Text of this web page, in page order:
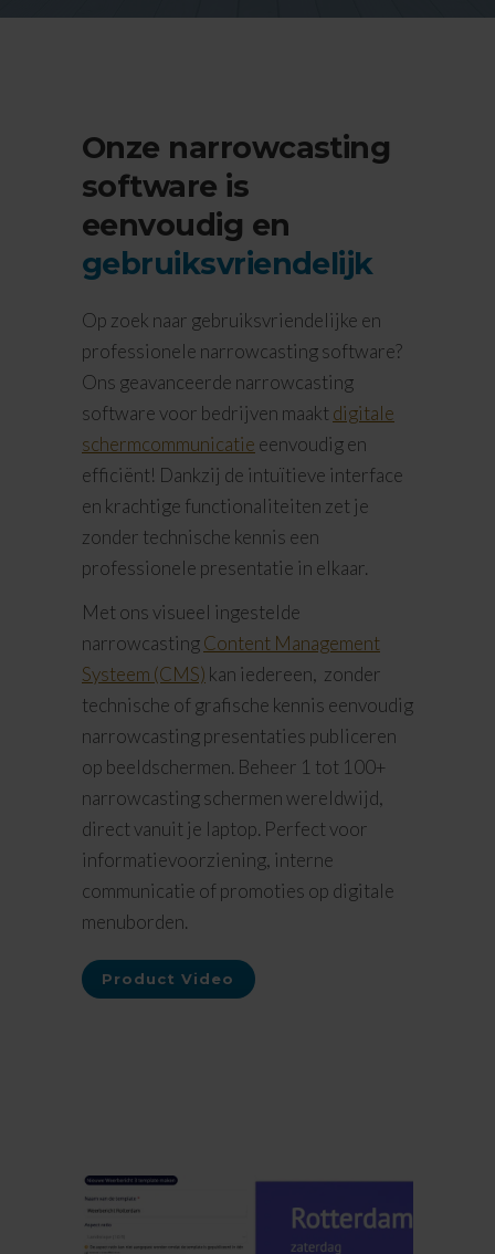
Onze narrowcasting
software is
eenvoudig en
gebruiksvriendelijk
Op zoek naar gebruiksvriendelijke en
professionele narrowcasting software?
Ons geavanceerde narrowcasting
software voor bedrijven maakt digitale
schermcommunicatie eenvoudig en
efficiënt! Dankzij de intuïtieve interface
en krachtige functionaliteiten zet je
zonder technische kennis een
professionele presentatie in elkaar.
Met ons visueel ingestelde
narrowcastingContent Management
Systeem (CMS) kan iedereen, zonder
technische of grafische kennis eenvoudig
narrowcasting presentaties publiceren
op beeldschermen. Beheer 1 tot 100+
narrowcasting schermen wereldwijd,
direct vanuit je laptop. Perfect voor
informatievoorziening, interne
communicatie of promoties op digitale
menuborden.
Product Video